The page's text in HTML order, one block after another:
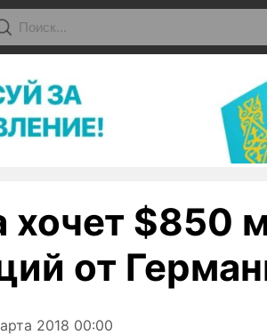
хочет $850
от
2018 00:00